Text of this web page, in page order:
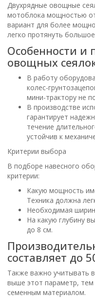
Двухрядные овощные
мотоблока мощностью
вариант для более
легко протянуть
Особенности и
овощных
В работу
колес-
мини-трактору не
В производстве
гарантирует
течение
устойчив к
Критерии выбора
В подборе навесного
критерии:
Какую мощность
Техника должна
Необходимая
На какую глубину
до 8 см.
составляет до
Также важно учитывать
выше этот параметр,
семенным материалом.